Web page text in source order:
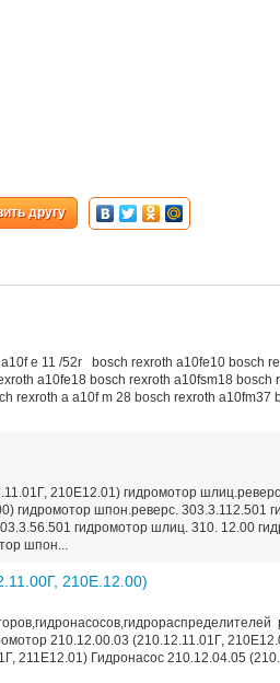
другу
e 11 /52r bosch rexroth a10fe10 bosch
a10fe18 bosch rexroth a10fsm18 bosch
rexroth a a10f m 28 bosch rexroth a10fm37
210Е12.01) гидромотор
гидромотор шпон.реверс. 303.3.112.501
гидромотор шлиц. 310. 12.00
шпон...
210Е.12.00)
210.12.00.03 (210.12.11.01Г,
211Е12.01) Гидронасос 210.12.04.05